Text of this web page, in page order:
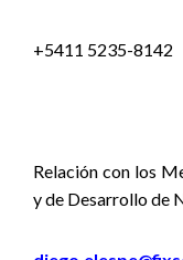
+5411 5235-8142
Relación con los
y de Desarrollo de